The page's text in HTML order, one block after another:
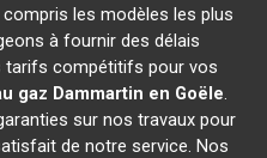
compris les modèles les plus
à fournir des délais
tarifs compétitifs pour vos
gaz Dammartin en Goële.
sur nos travaux pour
de notre service. Nos